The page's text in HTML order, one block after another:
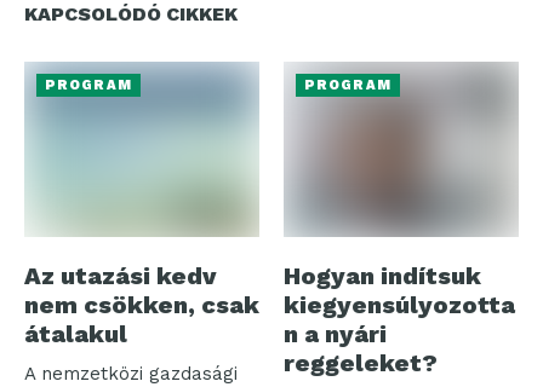
KAPCSOLÓDÓ CIKKEK
PROGRAM
Az utazási kedv
nem csökken, csak
átalakul
A nemzetközi gazdasági
PROGRAM
Hogyan indítsuk
kiegyensúlyozotta
n a nyári
reggeleket?